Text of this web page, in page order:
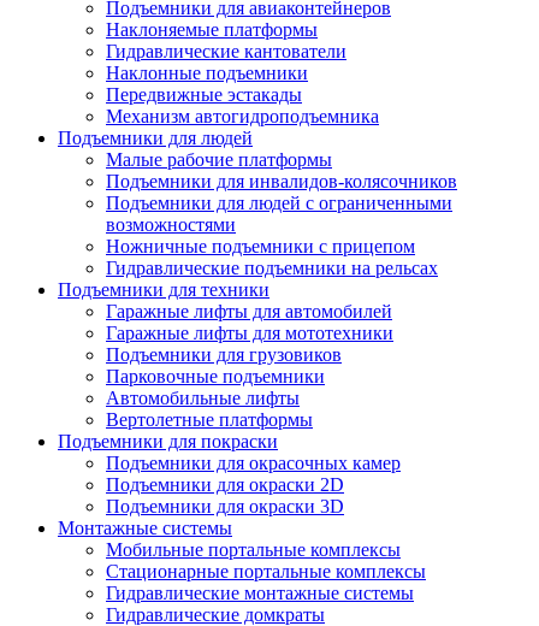
Подъемники для авиаконтейнеров
Наклоняемые платформы
Гидравлические кантователи
Наклонные подъемники
Передвижные эстакады
Механизм автогидроподъемника
Подъемники для людей
Малые рабочие платформы
Подъемники для инвалидов-колясочников
Подъемники для людей с ограниченными
возможностями
Ножничные подъемники с прицепом
Гидравлические подъемники на рельсах
Подъемники для техники
Гаражные лифты для автомобилей
Гаражные лифты для мототехники
Подъемники для грузовиков
Парковочные подъемники
Aвтомобильные лифты
Вертолетные платформы
Подъемники для покраски
Подъемники для окрасочных камер
Подъемники для окраски 2D
Подъемники для окраски 3D
Монтажные системы
Мобильные портальные комплексы
Стационарные портальные комплексы
Гидравлические монтажные системы
Гидравлические домкраты